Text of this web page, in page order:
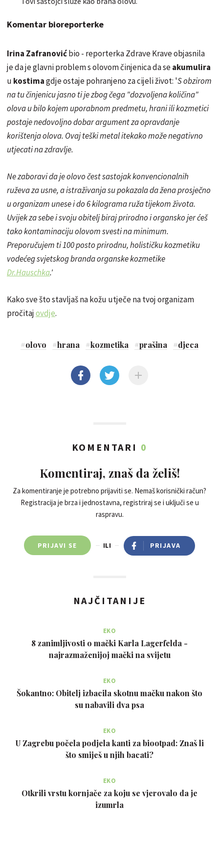
Komentar bioreporterke
Irina Zafranovićbio - reporterka Zdrave Krave objasnila
je da je glavni problem s olovom činjenica da seakumulira
u kostimagdje ostaje pohranjeno za cijeli život: 'S obzirom
na tu činjenicu jasno ti je zbog čega "dozvoljena količina"
olova u bilo kojem uporabnom predmetu, hrani ili kozmetici
postaje nedovoljno dobar argument za opravdanje
korištenja olova. Ovaj teški metal itekako može negativno
utjecati na zdravlje.
Ne zaboravi da je olovo čest sastojak konvencionalnih
ruževa za usne, aistraživanja supokazala da žena prosječno
u organizam unese i do 6kilogramaruža tijekom života.
Uvijek za sebe i svoju obitelj biraj prirodno i organsko jer ćeš
tako kontaminaciju olovom svesti na minimum.
Preporučujem ti 100 posto prirodnu, holističku kozmetiku
vodećeg svjetskog branda organske kozmetike
Dr.Hauschka.'
Kako sve što stavljaš na kožu utječe na tvoj organizam
pročitajovdje.
#olovo #hrana #kozmetika #prašina #djeca
KOMENTARI 0
Komentiraj, znaš da želiš!
Za komentiranje je potrebno prijaviti se. Nemaš korisnički račun?
Registracija je brza i jednostavna, registriraj se i uključi se u
raspravu.
PRIJAVI SE ILI PRIJAVA
NAJČITANIJE
EKO
8 zanimljivosti o mački Karla Lagerfelda -
najrazmaženijoj mački na svijetu
EKO
Šokantno: Obitelj izbacila skotnu mačku nakon što
su nabavili dva psa
EKO
U Zagrebu počela podjela kanti za biootpad: Znaš li
što smiješ u njih bacati?
EKO
Otkrili vrstu kornjače za koju se vjerovalo da je
izumrla